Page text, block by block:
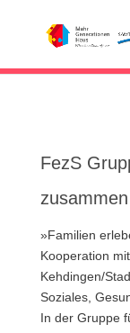
FezS
»Familien
Kooperation
Kehdingen/
Soziales,
In der Gruppe